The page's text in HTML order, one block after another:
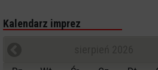
Kalendarz imprez